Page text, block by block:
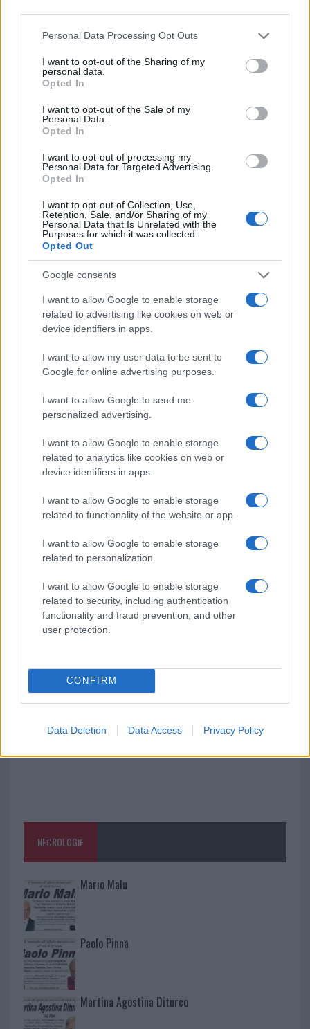
Please note that this website/app uses one or more Google
not limited to your visit or usage behaviour. You may click to
grant or deny consent to Google and its third-party tags to
use your data for below specified purposes in below Google
consent section.
Personal Data Processing Opt Outs
I want to opt-out of the Sharing of my
personal data.
Opted In
I want to opt-out of the Sale of my
Personal Data.
Opted In
I want to opt-out of processing my
Personal Data for Targeted Advertising.
Opted In
I want to opt-out of Collection, Use,
Retention, Sale, and/or Sharing of my
Personal Data that Is Unrelated with the
Purposes for which it was collected.
Opted Out
Google consents
I want to allow Google to enable storage
related to advertising like cookies on web or
device identifiers in apps.
I want to allow my user data to be sent to
Google for online advertising purposes.
I want to allow Google to send me
personalized advertising.
I want to allow Google to enable storage
related to analytics like cookies on web or
device identifiers in apps.
I want to allow Google to enable storage
related to functionality of the website or app.
I want to allow Google to enable storage
related to personalization.
I want to allow Google to enable storage
related to security, including authentication
functionality and fraud prevention, and other
user protection.
CONFIRM
Data Deletion Data Access Privacy Policy
Ricevi le nostre ultime news
F
a
ce
b
o
o
k
T
w
it
te
r
Pi
n
te
re
st
h
at
s
A
p
p
h
a
re
NOTIZIE RECENTI
Le previsioni meteo per il weekend a Olbia e in
Gallura
Michelle Hunziker in Gallura, bella anche dal
vivo: un amico vip svela come fa
Calangianus, dopo le polemiche il centro
Olbia, divieto di sosta contro spaccio e degrado:
soluzione ideale per la casa e l’ufficio
Monte Pino, la fine di un lungo dolore: storia e
rinascita della strada che segnò la Gallura
la rete elettrica
NECROLOGIE
Mario Malu
Paolo Pinna
Martina Agostina Diturco